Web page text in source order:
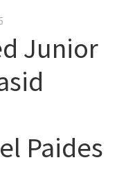
Junior
Paides